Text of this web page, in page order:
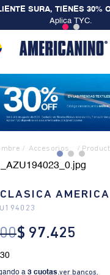
SURA, TIENES 30%
Aplica TYC.
Accesorios
$ 97.425
a 3 cuotas.ver bancos.